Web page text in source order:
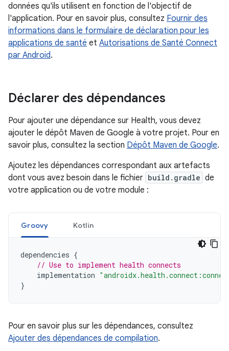
données qu'ils utilisent en fonction de l'objectif de
l'application. Pour en savoir plus, consultez Fournir des
informations dans le formulaire de déclaration pour les
applications de santé et Autorisations de Santé Connect
par Android.
Déclarer des dépendances
Pour ajouter une dépendance sur Health, vous devez
ajouter le dépôt Maven de Google à votre projet. Pour en
savoir plus, consultez la section Dépôt Maven de Google.
Ajoutez les dépendances correspondant aux artefacts
dont vous avez besoin dans le fichier build.gradle de
votre application ou de votre module :
Groovy Kotlin
dependencies {
// Use to implement health connects
implementation
}
Pour en savoir plus sur les dépendances, consultez
Ajouter des dépendances de compilation.